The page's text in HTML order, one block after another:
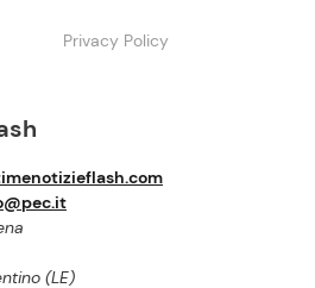
(LE)
Privacy Policy